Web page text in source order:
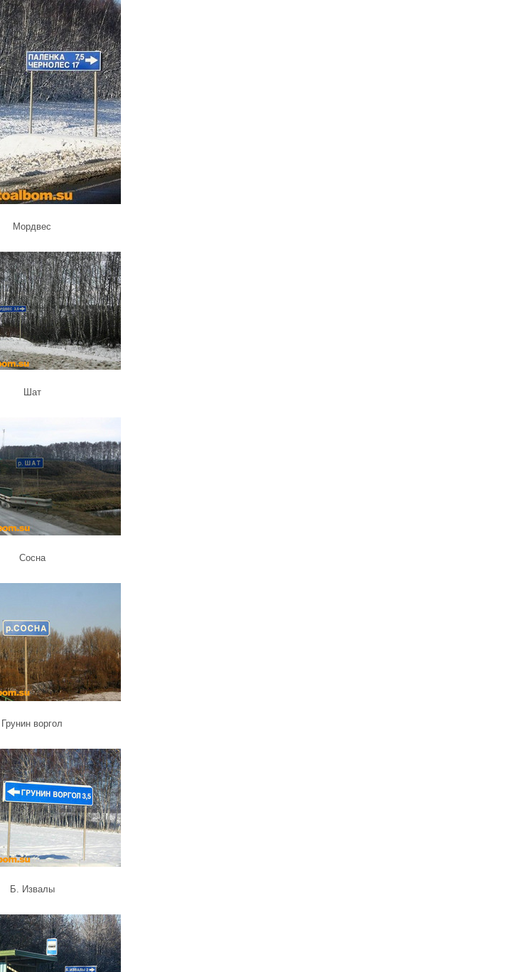
Мордвес
Шат
Сосна
Грунин воргол
Б. Извалы